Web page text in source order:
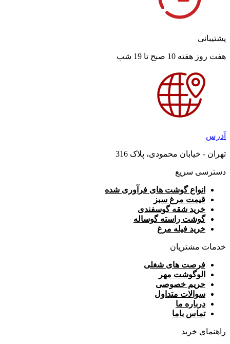
پشتیبانی
هفت روز هفته 10 صبح تا 19 شب
آدرس
تهران - خیابان محمودی، پلاک 316
دسترسی سریع
انواع گوشت های فرآوری شده
قیمت مرغ سبز
خرید شقه گوسفندی
گوشت راسته گوساله
خرید فیله مرغ
خدمات مشتریان
فرصت های شغلی
الوگوشت مهر
حریم خصوصی
سوالات متداول
درباره ما
تماس باما
راهنمای خرید